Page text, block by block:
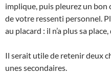
implique, puis pleurez un
de votre ressenti personnel.
au placard : il n’a plus sa
Il serait utile de retenir deux
unes secondaires.